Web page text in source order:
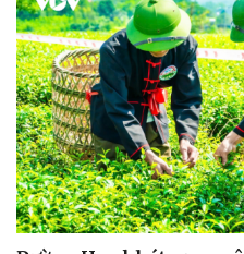
Văn học
Âm nhạc
Di sản